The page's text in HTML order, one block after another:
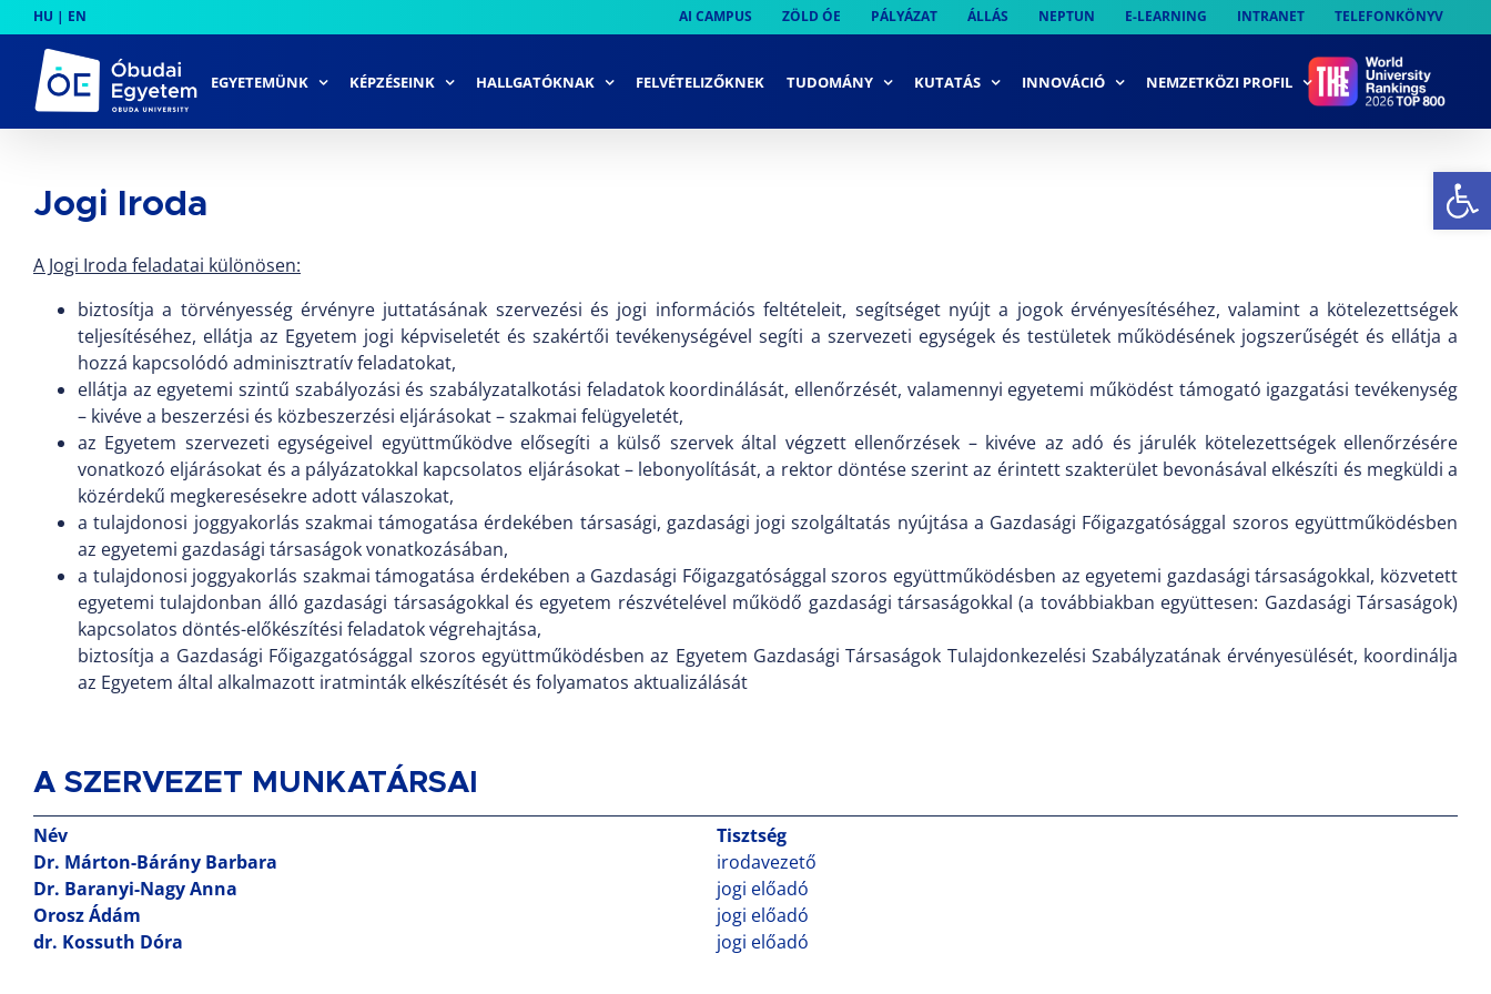
to
content
HU | EN AI CAMPUS ZÖLD ÓE PÁLYÁZAT ÁLLÁS NEPTUN E-LEARNING INTRANET TELEFONKÖNYV
EGYETEMÜNK KÉPZÉSEINK HALLGATÓKNAK FELVÉTELIZŐKNEK TUDOMÁNY KUTATÁS INNOVÁCIÓ NEMZETKÖZI PROFIL
Jogi Iroda
A Jogi Iroda feladatai különösen:
biztosítja a törvényesség érvényre juttatásának szervezési és jogi információs feltételeit, segítséget nyújt a jogok érvényesítéséhez, valamint a kötelezettségek
teljesítéséhez, ellátja az Egyetem jogi képviseletét és szakértői tevékenységével segíti a szervezeti egységek és testületek működésének jogszerűségét és ellátja a
hozzá kapcsolódó adminisztratív feladatokat,
ellátja az egyetemi szintű szabályozási és szabályzatalkotási feladatok koordinálását, ellenőrzését, valamennyi egyetemi működést támogató igazgatási tevékenység
– kivéve a beszerzési és közbeszerzési eljárásokat – szakmai felügyeletét,
az Egyetem szervezeti egységeivel együttműködve elősegíti a külső szervek által végzett ellenőrzések – kivéve az adó és járulék kötelezettségek ellenőrzésére
vonatkozó eljárásokat és a pályázatokkal kapcsolatos eljárásokat – lebonyolítását, a rektor döntése szerint az érintett szakterület bevonásával elkészíti és megküldi a
közérdekű megkeresésekre adott válaszokat,
a tulajdonosi joggyakorlás szakmai támogatása érdekében társasági, gazdasági jogi szolgáltatás nyújtása a Gazdasági Főigazgatósággal szoros együttműködésben
az egyetemi gazdasági társaságok vonatkozásában,
a tulajdonosi joggyakorlás szakmai támogatása érdekében a Gazdasági Főigazgatósággal szoros együttműködésben az egyetemi gazdasági társaságokkal, közvetett
egyetemi tulajdonban álló gazdasági társaságokkal és egyetem részvételével működő gazdasági társaságokkal (a továbbiakban együttesen: Gazdasági Társaságok)
kapcsolatos döntés-előkészítési feladatok végrehajtása,
biztosítja a Gazdasági Főigazgatósággal szoros együttműködésben az Egyetem Gazdasági Társaságok Tulajdonkezelési Szabályzatának érvényesülését, koordinálja
az Egyetem által alkalmazott iratminták elkészítését és folyamatos aktualizálását
A SZERVEZET MUNKATÁRSAI
Név
Tisztség
Dr. Márton-Bárány Barbara
irodavezető
Dr. Baranyi-Nagy Anna
jogi előadó
Orosz Ádám
jogi előadó
dr. Kossuth Dóra
jogi előadó